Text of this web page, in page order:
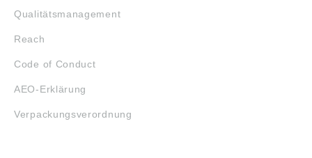
Qualitätsmanagement
Reach
Code of Conduct
AEO-Erklärung
Verpackungsverordnung